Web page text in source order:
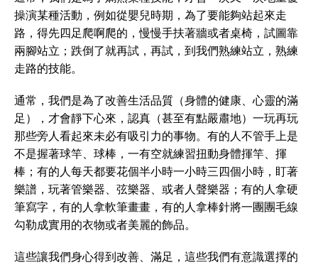
操演某種活動，例如從嬰兒時期，為了要能夠站起來走
路，得先四足爬啊爬的，慢慢手扶著牆或者桌椅，試圖靠
兩腳站立；跌倒了就再試，再試，到我們熟練站立，熟練
走路的技能。
通常，我們是為了改善生活品質（身體的健康、心靈的滿
足），才會靜下心來，認真（甚至有點嚴肅地）一玩再玩
那些旁人看起來未必有吸引力的事物。有的人不管手上是
不是握著球竿、球棒，一有空就練習扭動身體揮竿、揮
棒；有的人每天都要花個半小時一小時三四個小時，盯著
樂譜，玩著管樂器、弦樂器、或者人聲樂器；有的人拿硬
筆寫字，有的人拿軟筆畫畫，有的人拿棒針將一團團毛線
勾勒成實用的衣物或者美麗的飾品。
這些讓我們身心得到改善、滿足，這些我們有意識選擇的